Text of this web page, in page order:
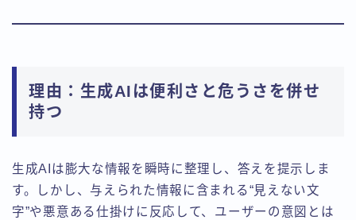
理由：生成AIは便利さと危うさを併せ
持つ
生成AIは膨大な情報を瞬時に整理し、答えを提示しま
す。しかし、与えられた情報に含まれる“見えない文
字”や悪意ある仕掛けに反応して、ユーザーの意図とは